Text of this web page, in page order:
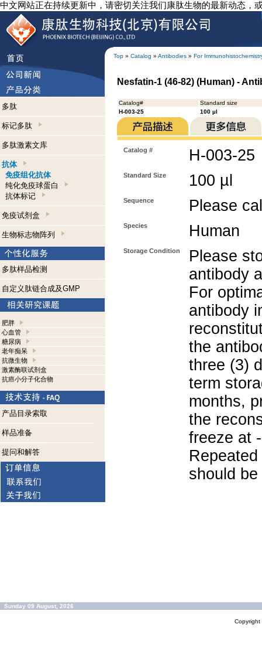
中文网站正在持续更新中，请密切关注我们康肽生物的最新动态，
Top » Catalog » Antibodies » For
多肽
标记多肽
多肽激素文库
抗体
免疫组化抗体
纯化免疫球蛋白
抗体标记
免疫试剂盒
生物标志物阵列
多肽样品检测
自定义肽链合成及GMP
肥胖
心血管
糖尿病
老年痴呆
抗微生物
激素酶联试剂盒
抗癌小分子化合物
产品目录索取
样品准备
提问和解答
Nesfatin-1 (46-82) (Human) -
Catalog#
Standard size
H-003-25
100 µl
Catalog # H-003-25
Standard Size 100 µl
Sequence Please
Species Human
Storage Condition
Please
antibody
For
antibody
the
three (3)
term
months,
the
freeze at
should
Sunday 09 August, 2026